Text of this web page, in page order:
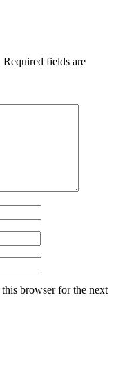
Required fields are
browser for the next